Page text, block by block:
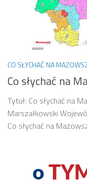
CO SŁYCHAĆ NA
Co słychać na
Tytuł: Co słychać na
Marszałkowski
Co słychać na